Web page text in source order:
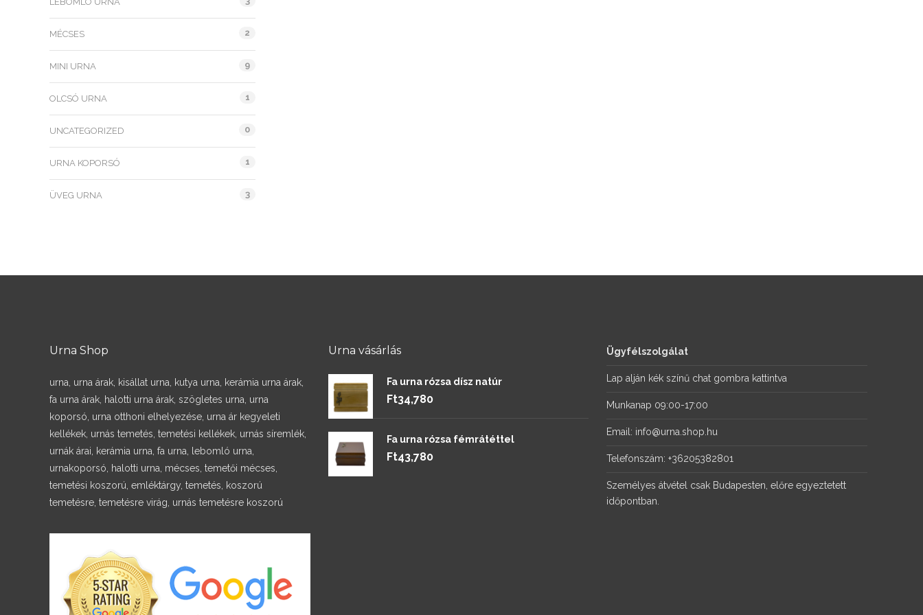
MÉCSES 2
MINI URNA 9
OLCSÓ URNA 1
UNCATEGORIZED 0
URNA KOPORSÓ 1
ÜVEG URNA 3
Urna Shop
urna, urna árak, kisállat urna, kutya urna, kerámia urna árak,
fa urna árak, halotti urna árak, szögletes urna, urna
koporsó, urna otthoni elhelyezése, urna ár kegyeleti
kellékek, urnás temetés, temetési kellékek, urnás síremlék,
urnák árai, kerámia urna, fa urna, lebomló urna,
urnakoporsó, halotti urna, mécses, temetői mécses,
temetési koszorú, emléktárgy, temetés, koszorú
temetésre, temetésre virág, urnás temetésre koszorú
Urna vásárlás
Fa urna rózsa dísz natúr
Ft34,780
Fa urna rózsa fémrátéttel
Ft43,780
Ügyfélszolgálat
Lap alján kék színű chat gombra kattintva
Munkanap 09:00-17:00
Email: info@urna.shop.hu
Telefonszám: +36205382801
Személyes átvétel csak Budapesten, előre egyeztetett
időpontban.